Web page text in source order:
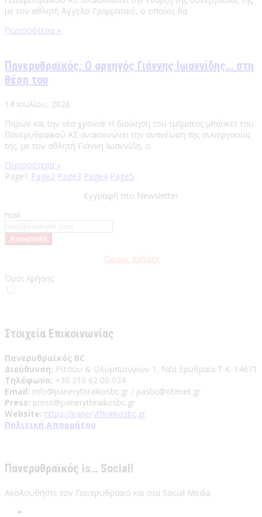
με τον αθλητή Άγγελο Γραμματικό, ο οποίος θα
Περισσότερα »
Πανερυθραϊκός: Ο αρχηγός Γιάννης Ιωαννίδης… στη
θέση του
14 Ιουλίου, 2026
Παρών και την νέα χρονιά! Η διοίκηση του τμήματος μπάσκετ του
Πανερυθραϊκού ΑΣ ανακοινώνει την ανανέωση της συνεργασίας
της, με τον αθλητή Γιάννη Ιωαννίδη, ο
Περισσότερα »
Page1 Page2 Page3 Page4 Page5
Εγγραφή στο Newsletter
mail
Όρους Χρήσης
Όροι Χρήσης
Στοιχεία Επικοινωνίας
Πανερυθραϊκός BC
Διεύθυνση: Ρίτσου & Ολυμπιονικών 1, Νέα Ερυθραία Τ.Κ. 14671
Τηλέφωνο: +30 210 62 00 024
Email: info@panerythraikosbc.gr / pasbc@otenet.gr
Press: press@panerythraikosbc.gr
Website: https://panerythraikosbc.gr
Πολιτική Απορρήτου
Πανερυθραϊκός is… Social!
Ακολουθήστε τον Πανερυθραϊκό και στα Social Media